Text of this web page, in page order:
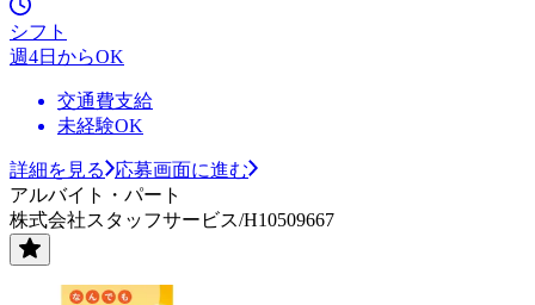
シフト
週4日からOK
交通費支給
未経験OK
詳細を見る
応募画面に進む
アルバイト・パート
株式会社スタッフサービス/H10509667